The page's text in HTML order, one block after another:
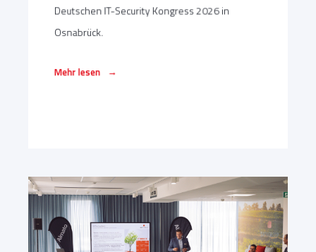
Deutschen IT-Security Kongress 2026 in
Osnabrück.
Mehr lesen →